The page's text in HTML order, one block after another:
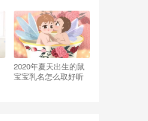
2020年夏天出生的鼠
宝宝乳名怎么取好听